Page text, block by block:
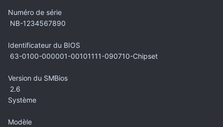
Numéro de série
NB-1234567890
Identificateur du BIOS
63-0100-000001-00101111-090710-Chipset
Version du SMBios
2.6
Système
Modèle